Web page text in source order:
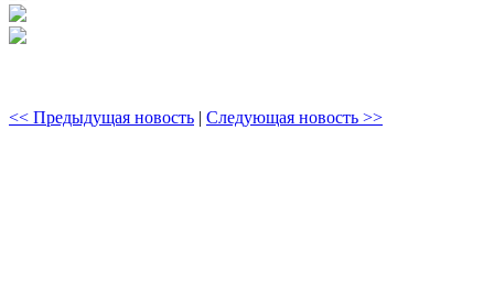
<< Предыдущая новость | Следующая новость >>